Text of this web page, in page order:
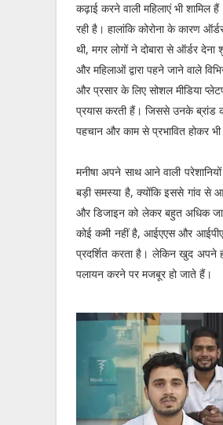
कढ़ाई करने वाली महिलाएं भी शामिल
रही है। हालांकि कोरोना के कारण
थी, मगर लोगों ने दोबारा से ऑर्डर
और महिलाओं द्वारा पहने जाने वाले
और प्रसार के लिए सोशल मीडिया
प्रयास करती हैं। जिससे उनके ब्रांड
पहचान और काम से प्रभावित होकर
मनीषा अपने साथ आने वाली
बड़ी समस्या है, क्योंकि इससे गांव से
और डिजाइन को लेकर बहुत अधिक
कोई कमी नहीं है, आईएएस और
प्रदर्शित करता है। लेकिन खुद अपने
पलायन करने पर मजबूर हो जाते हैं।